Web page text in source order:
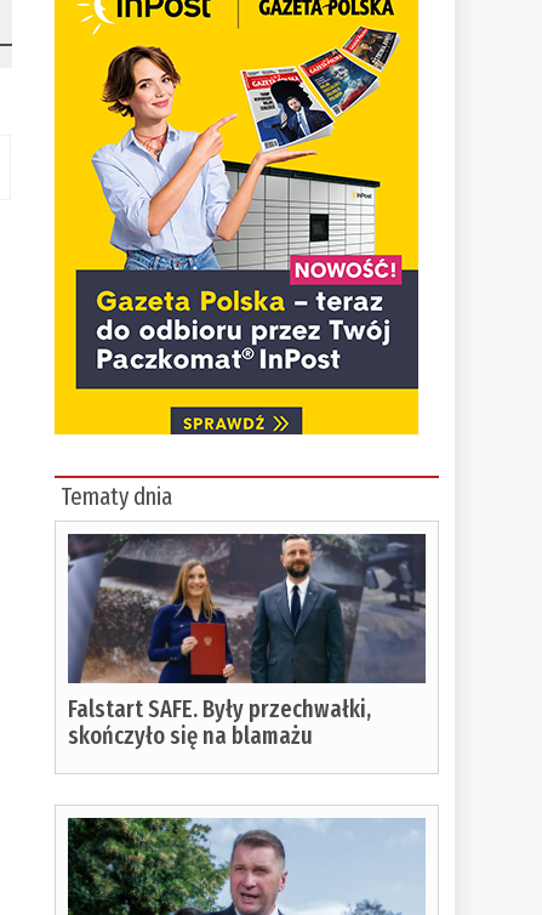
Tematy dnia
Falstart SAFE. Były przechwałki,
skończyło się na blamażu